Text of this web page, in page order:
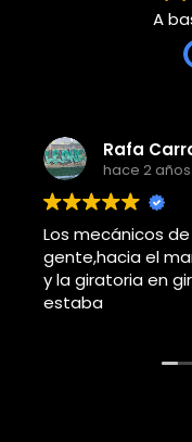
A
hace
Este usuario